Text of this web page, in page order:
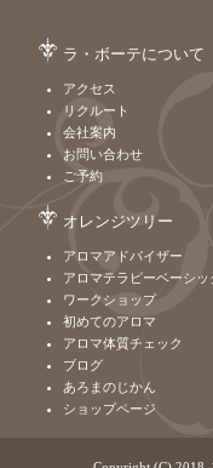
ラ・ボーテについて
アクセス
リクルート
会社案内
お問い合わせ
ご予約
オレンジツリー
アロマアドバイザー
アロマテラピーベーシッ
ワークショップ
初めてのアロマ
アロマ体質チェック
ブログ
あろまのじかん
ショップページ